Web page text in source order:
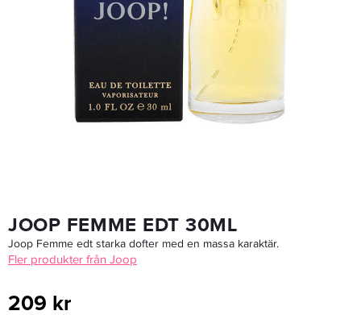
Ghd Duet Style Black - Plattång
4 499 kr 3 374,25 kr
JOOP FEMME EDT 30ML
Joop Femme edt starka dofter med en massa karaktär.
Fler produkter från Joop
209 kr